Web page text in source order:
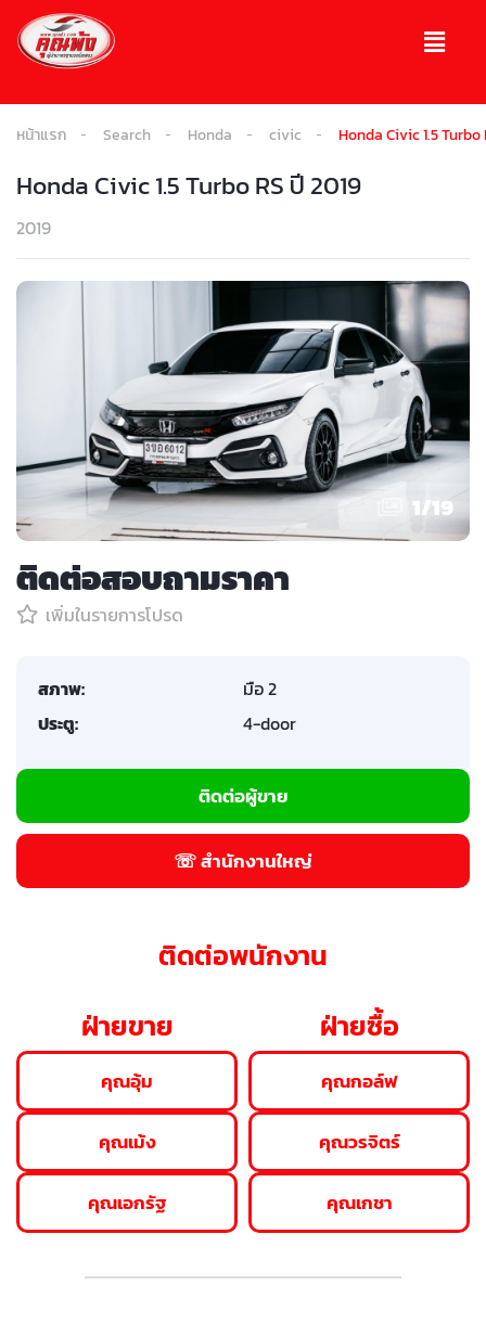
หน้าแรก Search Honda civic Honda Civic 1.5 Turbo
Honda Civic 1.5 Turbo RS ปี 2019
2019
1/19
ติดต่อสอบถามราคา
เพิ่มในรายการโปรด
สภาพ:
มือ 2
ประตู:
4-door
ติดต่อผู้ขาย
☏ สำนักงานใหญ่
ติดต่อพนักงาน
ฝ่ายขาย
คุณอุ้ม
คุณเม้ง
คุณเอกรัฐ
ฝ่ายซื้อ
คุณกอล์ฟ
คุณวรจิตร์
คุณเกชา